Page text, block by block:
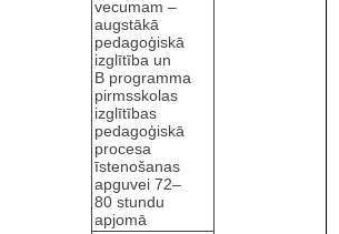
vecumam –
augstākā
pedagoģiskā
izglītība un
B programma
pirmsskolas
izglītības
pedagoģiskā
procesa
īstenošanas
apguvei 72–
80 stundu
apjomā